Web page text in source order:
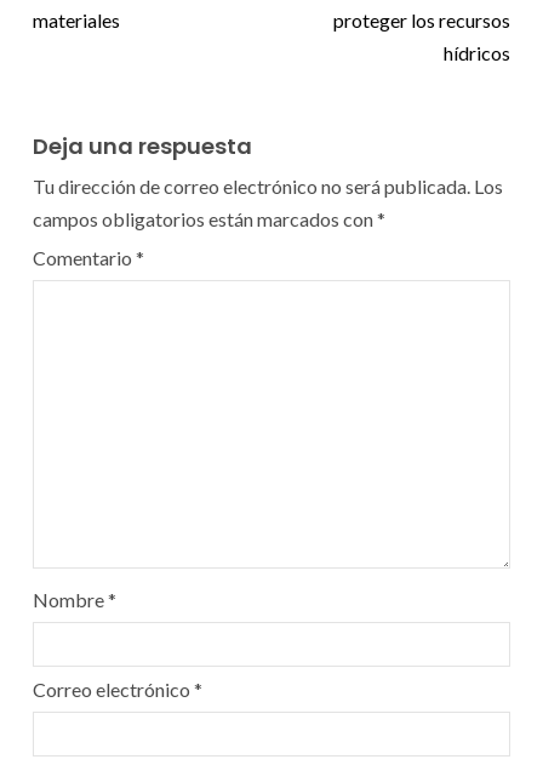
materiales
proteger los recursos
hídricos
Deja una respuesta
Tu dirección de correo electrónico no será publicada. Los
campos obligatorios están marcados con*
Comentario *
Nombre*
Correo electrónico *